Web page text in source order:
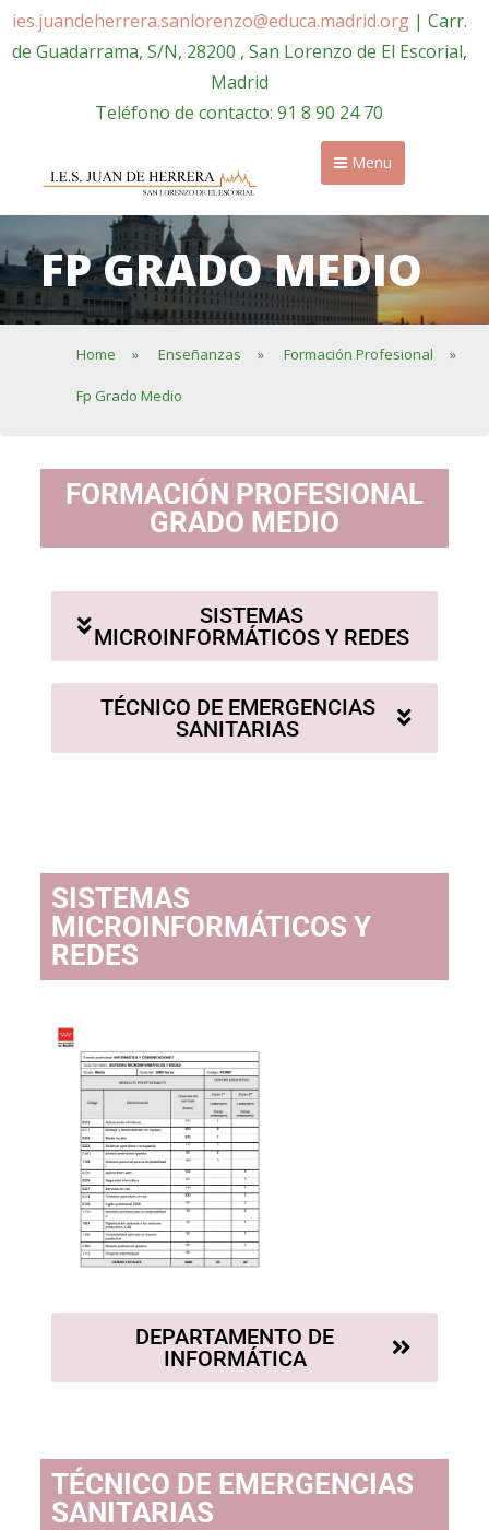
ies.juandeherrera.sanlorenzo@educa.madrid.org| Carr.
de Guadarrama, S/N, 28200 , San Lorenzo de El Escorial,
Madrid
Teléfono de contacto: 91 8 90 24 70
Menu
FP GRADO MEDIO
Home » Enseñanzas » Formación Profesional »
Fp Grado Medio
FORMACIÓN PROFESIONAL
GRADO MEDIO
SISTEMAS
MICROINFORMÁTICOS Y REDES
TÉCNICO DE EMERGENCIAS
SANITARIAS
SISTEMAS
MICROINFORMÁTICOS Y
REDES
DEPARTAMENTO DE
INFORMÁTICA
TÉCNICO DE EMERGENCIAS
SANITARIAS